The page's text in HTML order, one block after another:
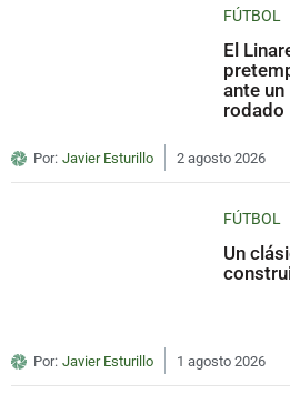
FÚTBOL
El
ante un
rodado
Por: Javier Esturillo 2 agosto 2026
FÚTBOL
Un
Por: Javier Esturillo 1 agosto 2026